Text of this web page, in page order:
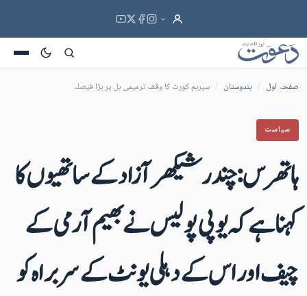
صفحہ اول / ہندوستان / سپریم کورٹ کا وقف ترمیمی بل پر بڑا فیصلہ
سیاست
ہاتھرس: چندر شیکھر آزاد کے ساتھیوں کا
کہنا ہے کہ یوپی پولیس نے بھیم آرمی کے
چیف اور اس کے دہلی یونٹ کے سربراہ کو